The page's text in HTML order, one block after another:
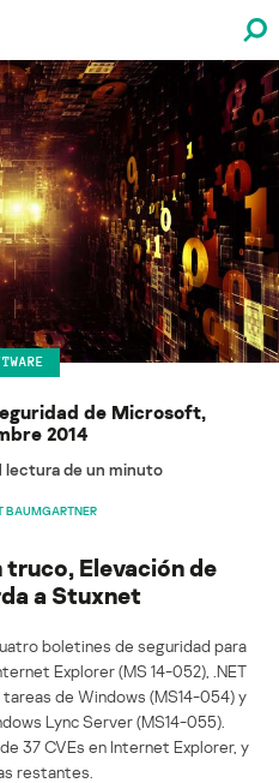
de Microsoft,
2014
lectura de un minuto
BAUMGARTNER
Elevación de
a Stuxnet
boletines de seguridad para
Explorer (MS 14-052), .NET
de Windows (MS14-054) y
Lync Server (MS14-055).
37 CVEs en Internet Explorer, y
restantes.